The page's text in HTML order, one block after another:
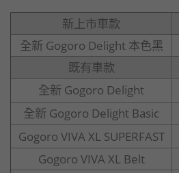
新上市車款
全新 Gogoro Delight 本色黑
既有車款
全新 Gogoro Delight
全新 Gogoro Delight Basic
Gogoro VIVA XL SUPERFAST
Gogoro VIVA XL Belt